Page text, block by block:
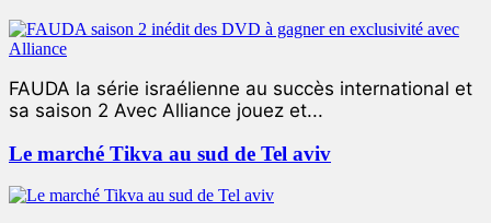
FAUDA la série israélienne au succès international et
sa saison 2 Avec Alliance jouez et...
Le marché Tikva au sud de Tel aviv